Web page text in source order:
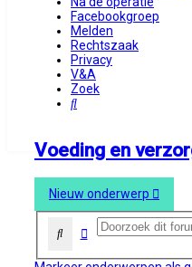
Facebookgroep
Melden
Rechtszaak
Privacy
V&A
Zoek
Zoek
Voeding en
Nieuw onderwerp
ZoekUitgebreid zoeken